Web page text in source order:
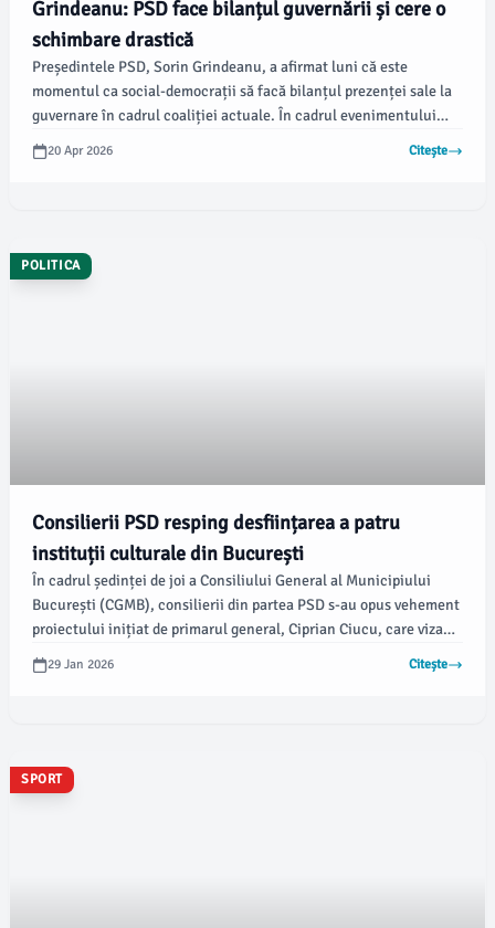
Grindeanu: PSD face bilanțul guvernării și cere o
schimbare drastică
Președintele PSD, Sorin Grindeanu, a afirmat luni că este
momentul ca social-democrații să facă bilanțul prezenței sale la
guvernare în cadrul coaliției actuale. În cadrul evenimentului
„Momentul Adevărului”, Grindeanu a subliniat necesitatea unei
analize oneste și a avertizat asupra blocajelor întâmpinate din
20 Apr 2026 Citește
POLITICA
Consilierii PSD resping desființarea a patru
instituții culturale din București
În cadrul ședinței de joi a Consiliului General al Municipiului
București (CGMB), consilierii din partea PSD s-au opus vehement
proiectului inițiat de primarul general, Ciprian Ciucu, care viza
desființarea a patru instituții considerate nefuncționale. Printre
acestea se numără Centrul Expo Arte, Centrul pentru Tineret,
29 Jan 2026 Citește
SPORT